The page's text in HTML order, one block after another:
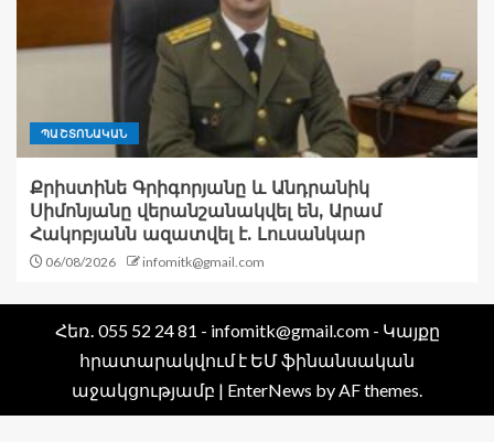
ՊԱՇՏՈՆԱԿԱՆ
Քրիստինե Գրիգորյանը և Անդրանիկ
Սիմոնյանը վերանշանակվել են, Արամ
Հակոբյանն ազատվել է. Լուսանկար
06/08/2026 infomitk@gmail.com
Հեռ․ 055 52 24 81 - infomitk@gmail.com - Կայքը
հրատարակվում է ԵՄ ֆինանսական
աջակցությամբ | EnterNews by AF themes.